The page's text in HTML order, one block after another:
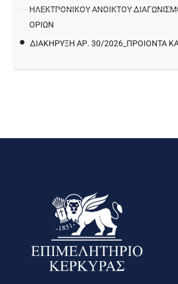
ΗΛΕΚΤΡΟΝΙΚΟΥ ΑΝΟΙΚΤΟΥ
ΟΡΙΩΝ
ΔΙΑΚΉΡΥΞΗ ΑΡ. 30/2026_ΠΡΟΙΌΝΤΑ